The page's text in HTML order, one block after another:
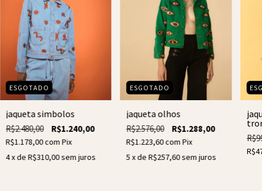
ESGOTADO
jaqueta simbolos
R$2.480,00 R$1.240,00
R$1.178,00com Pix
4x de R$310,00sem juros
ESGOTADO
jaqueta olhos
R$2.576,00 R$1.288,00
R$1.223,60com Pix
5 x de R$257,60sem juros